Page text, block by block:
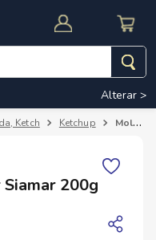
Alterar >
Ketch Ketchup Molho American Burger Siamar 200g
200g